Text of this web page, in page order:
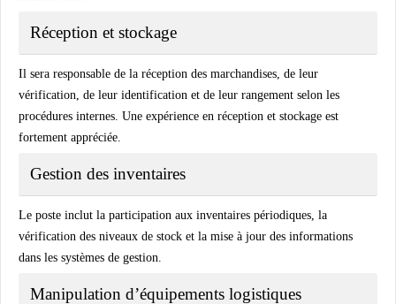
Réception et stockage
Il sera responsable de la réception des marchandises, de leur
vérification, de leur identification et de leur rangement selon les
procédures internes. Une expérience en réception et stockage est
fortement appréciée.
Gestion des inventaires
Le poste inclut la participation aux inventaires périodiques, la
vérification des niveaux de stock et la mise à jour des informations
dans les systèmes de gestion.
Manipulation d’équipements logistiques